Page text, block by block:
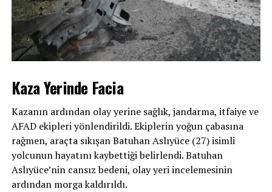
Kaza Yerinde Facia
Kazanın ardından olay yerine sağlık, jandarma, itfaiye ve
AFAD ekipleri yönlendirildi. Ekiplerin yoğun çabasına
rağmen, araçta sıkışan Batuhan Aslıyüce (27) isimli
yolcunun hayatını kaybettiği belirlendi. Batuhan
Aslıyüce’nin cansız bedeni, olay yeri incelemesinin
ardından morga kaldırıldı.